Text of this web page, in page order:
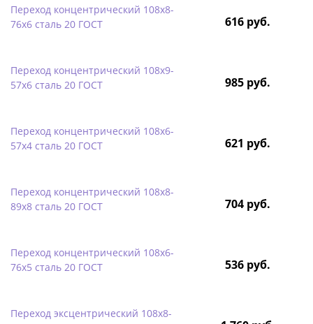
Переход концентрический 108х8-
76х6 сталь 20 ГОСТ
616 руб.
Переход концентрический 108х9-
57х6 сталь 20 ГОСТ
985 руб.
Переход концентрический 108х6-
57х4 сталь 20 ГОСТ
621 руб.
Переход концентрический 108х8-
89х8 сталь 20 ГОСТ
704 руб.
Переход концентрический 108х6-
76х5 сталь 20 ГОСТ
536 руб.
Переход эксцентрический 108х8-